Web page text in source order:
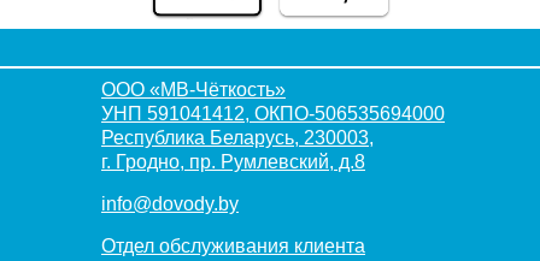
ООО «МВ-Чёткость»
УНП 591041412, ОКПО-506535694000
Республика Беларусь, 230003,
г. Гродно, пр. Румлевский, д.8
Отдел обслуживания клиента
info@dovody.by